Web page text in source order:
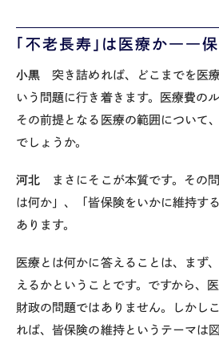
「不老長寿」は医療か――
小黒 突き詰めれば、どこまでを医
いう問題に行き着きます。医療費の
その前提となる医療の範囲について
でしょうか。
河北 まさにそこが本質です。その
は何か」、「皆保険をいかに維持す
あります。
医療とは何かに答えることは、まず
えるかということです。ですから、
財政の問題ではありません。しかし
れば、皆保険の維持というテーマは